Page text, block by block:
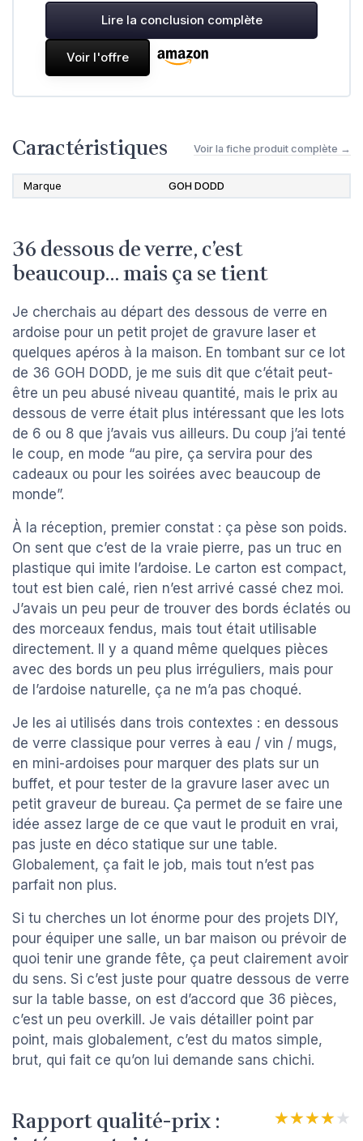
Lire la conclusion complète
Voir l'offre
Caractéristiques Voir la fiche produit complète →
Marque GOH DODD
36 dessous de verre, c’est
beaucoup… mais ça se tient
Je cherchais au départ des dessous de verre en
ardoise pour un petit projet de gravure laser et
quelques apéros à la maison. En tombant sur ce lot
de 36 GOH DODD, je me suis dit que c’était peut-
être un peu abusé niveau quantité, mais le prix au
dessous de verre était plus intéressant que les lots
de 6 ou 8 que j’avais vus ailleurs. Du coup j’ai tenté
le coup, en mode “au pire, ça servira pour des
cadeaux ou pour les soirées avec beaucoup de
monde”.
À la réception, premier constat : ça pèse son poids.
On sent que c’est de la vraie pierre, pas un truc en
plastique qui imite l’ardoise. Le carton est compact,
tout est bien calé, rien n’est arrivé cassé chez moi.
J’avais un peu peur de trouver des bords éclatés ou
des morceaux fendus, mais tout était utilisable
directement. Il y a quand même quelques pièces
avec des bords un peu plus irréguliers, mais pour
de l’ardoise naturelle, ça ne m’a pas choqué.
Je les ai utilisés dans trois contextes : en dessous
de verre classique pour verres à eau / vin / mugs,
en mini-ardoises pour marquer des plats sur un
buffet, et pour tester de la gravure laser avec un
petit graveur de bureau. Ça permet de se faire une
idée assez large de ce que vaut le produit en vrai,
pas juste en déco statique sur une table.
Globalement, ça fait le job, mais tout n’est pas
parfait non plus.
Si tu cherches un lot énorme pour des projets DIY,
pour équiper une salle, un bar maison ou prévoir de
quoi tenir une grande fête, ça peut clairement avoir
du sens. Si c’est juste pour quatre dessous de verre
sur la table basse, on est d’accord que 36 pièces,
c’est un peu overkill. Je vais détailler point par
point, mais globalement, c’est du matos simple,
brut, qui fait ce qu’on lui demande sans chichi.
Rapport qualité-prix : ★★★★★
★★★★★